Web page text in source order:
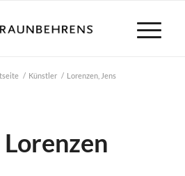
/ Künstler / Lorenzen, Jens
Lorenzen